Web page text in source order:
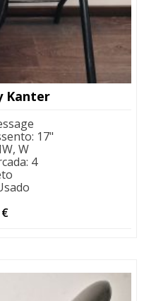
Kanter
: 17"
W
: 4
€